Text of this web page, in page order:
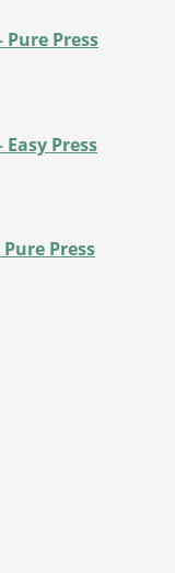
Pure Press
Press
Press